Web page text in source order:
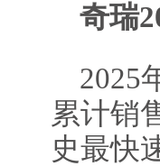
奇瑞
2025
累计销
史最快